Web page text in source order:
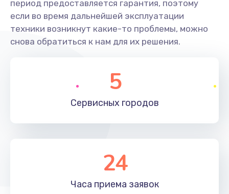
период предоставляется гарантия, поэтому
если во время дальнейшей эксплуатации
техники возникнут какие-то проблемы, можно
снова обратиться к нам для их решения.
5
Сервисных городов
24
Часа приема заявок